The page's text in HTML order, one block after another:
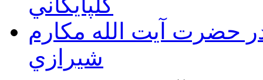
گلپايگاني
حضرت آيت الله مكارم
شيرازي